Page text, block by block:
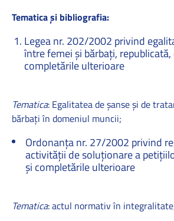
Tematica și bibliografia:
Legea nr. 202/2002 privind
între femei și bărbați,
completările ulterioare
Tematica: Egalitatea de șanse și de
bărbați în domeniul muncii;
Ordonanţa nr. 27/2002 privind
activităţii de soluţionare a
și completările ulterioare
Tematica: actul normativ în